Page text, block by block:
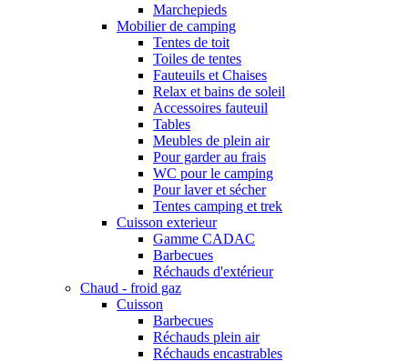
Marchepieds
Mobilier de camping
Tentes de toit
Toiles de tentes
Fauteuils et Chaises
Relax et bains de soleil
Accessoires fauteuil
Tables
Meubles de plein air
Pour garder au frais
WC pour le camping
Pour laver et sécher
Tentes camping et trek
Cuisson exterieur
Gamme CADAC
Barbecues
Réchauds d'extérieur
Chaud - froid gaz
Cuisson
Barbecues
Réchauds plein air
Réchauds encastrables